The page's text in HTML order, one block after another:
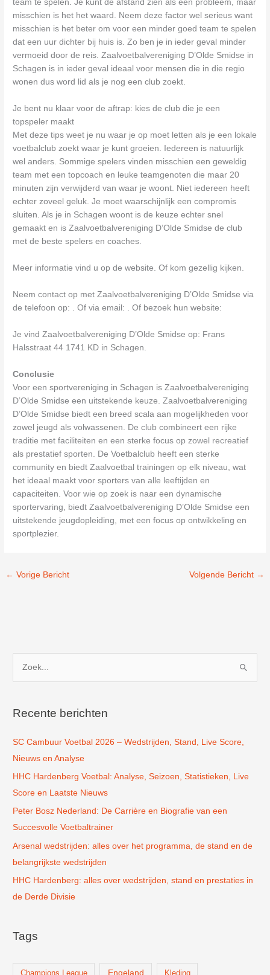
team te spelen. Je kunt de afstand zien als een probleem, maar
misschien is het het waard. Neem deze factor wel serieus want
misschien is het beter om voor een minder goed team te spelen
dat een uur dichter bij huis is. Zo ben je in ieder geval minder
vermoeid door de reis. Zaalvoetbalvereniging D’Olde Smidse in
Schagen is in ieder geval ideaal voor mensen die in die regio
wonen dus word lid als je nog een club zoekt.
Je bent nu klaar voor de aftrap: kies de club die je een
topspeler maakt
Met deze tips weet je nu waar je op moet letten als je een lokale
voetbalclub zoekt waar je kunt groeien. Iedereen is natuurlijk
wel anders. Sommige spelers vinden misschien een geweldig
team met een topcoach en leuke teamgenoten die maar 20
minuten zijn verwijderd van waar je woont. Niet iedereen heeft
echter zoveel geluk. Je moet waarschijnlijk een compromis
sluiten. Als je in Schagen woont is de keuze echter snel
gemaakt en is Zaalvoetbalvereniging D’Olde Smidse de club
met de beste spelers en coaches.
Meer informatie vind u op de website. Of kom gezellig kijken.
Neem contact op met Zaalvoetbalvereniging D’Olde Smidse via
de telefoon op: . Of via email: . Of bezoek hun website:
Je vind Zaalvoetbalvereniging D’Olde Smidse op: Frans
Halsstraat 44 1741 KD in Schagen.
Conclusie
Voor een sportvereniging in Schagen is Zaalvoetbalvereniging
D’Olde Smidse een uitstekende keuze. Zaalvoetbalvereniging
D’Olde Smidse biedt een breed scala aan mogelijkheden voor
zowel jeugd als volwassenen. De club combineert een rijke
traditie met faciliteiten en een sterke focus op zowel recreatief
als prestatief sporten. De Voetbalclub heeft een sterke
community en biedt Zaalvoetbal trainingen op elk niveau, wat
het ideaal maakt voor sporters van alle leeftijden en
capaciteiten. Voor wie op zoek is naar een dynamische
sportervaring, biedt Zaalvoetbalvereniging D’Olde Smidse een
uitstekende jeugdopleiding, met een focus op ontwikkeling en
sportplezier.
← Vorige Bericht Volgende Bericht →
k
a
a
r
:
Recente berichten
SC Cambuur Voetbal 2026 – Wedstrijden, Stand, Live Score,
Nieuws en Analyse
HHC Hardenberg Voetbal: Analyse, Seizoen, Statistieken, Live
Score en Laatste Nieuws
Peter Bosz Nederland: De Carrière en Biografie van een
Succesvolle Voetbaltrainer
Arsenal wedstrijden: alles over het programma, de stand en de
belangrijkste wedstrijden
HHC Hardenberg: alles over wedstrijden, stand en prestaties in
de Derde Divisie
Tags
Champions League Engeland Kleding